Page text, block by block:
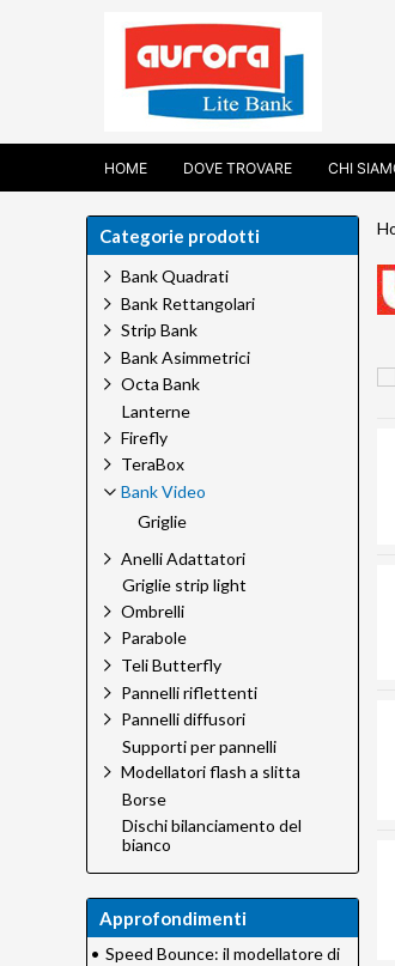
HOME DOVE TROVARE CHI
Categorie prodotti
Bank Quadrati
Bank Rettangolari
Strip Bank
Bank Asimmetrici
Octa Bank
Lanterne
Firefly
TeraBox
Bank Video
Griglie
Anelli Adattatori
Griglie strip light
Ombrelli
Parabole
Teli Butterfly
Pannelli riflettenti
Pannelli diffusori
Supporti per pannelli
Modellatori flash a slitta
Borse
Dischi bilanciamento del
bianco
Approfondimenti
• Speed Bounce: il modellatore di